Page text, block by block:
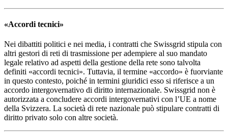
«Accordi tecnici»
Nei dibattiti politici e nei media, i contratti che Swissgrid stipula con
altri gestori di reti di trasmissione per adempiere al suo mandato
legale relativo ad aspetti della gestione della rete sono talvolta
definiti «accordi tecnici». Tuttavia, il termine «accordo» è fuorviante
in questo contesto, poiché in termini giuridici esso si riferisce a un
accordo intergovernativo di diritto internazionale. Swissgrid non è
autorizzata a concludere accordi intergovernativi con l’UE a nome
della Svizzera. La società di rete nazionale può stipulare contratti di
diritto privato solo con altre società.